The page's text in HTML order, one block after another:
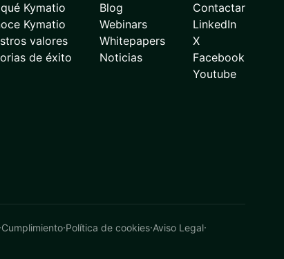
Kymatio
Kymatio
valores
de éxito
Blog
Webinars
Whitepapers
Noticias
Contactar
LinkedIn
X
Facebook
Youtube
·Cumplimiento·Política de cookies·Aviso Legal·